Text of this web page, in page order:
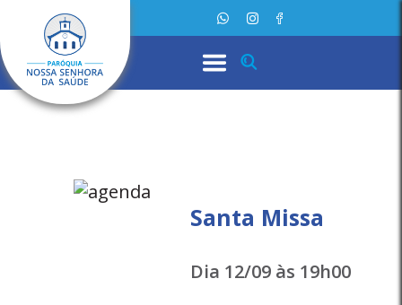
Santa Missa
Dia 12/09 às 19h00